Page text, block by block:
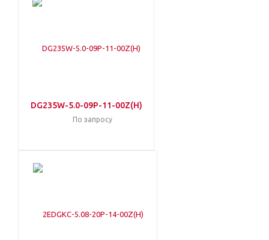
DG235W-5.0-09P-11-00Z(H)
По запросу